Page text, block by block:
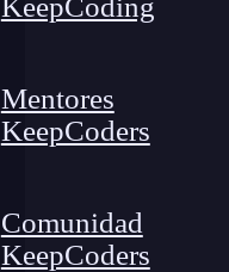
KeepCoding
Mentores
KeepCoders
Comunidad
KeepCoders